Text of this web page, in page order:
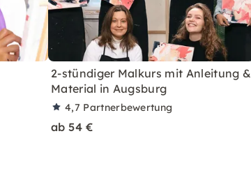
2-stündiger Malkurs mit Anleitung &
Material in Augsburg
4,7 Partnerbewertung
ab 54 €